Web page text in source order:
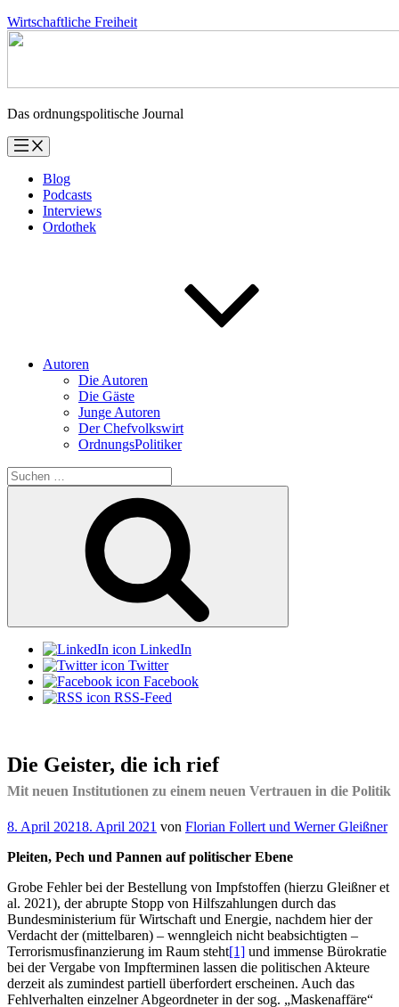
Zum
Inhalt
Wirtschaftliche Freiheit
Das ordnungspolitische Journal
Blog
Podcasts
Interviews
Ordothek
Autoren
Die Autoren
Die Gäste
Junge Autoren
Der Chefvolkswirt
OrdnungsPolitiker
Suchen
nach:
LinkedIn
Twitter
Facebook
RSS-Feed
Die Geister, die ich rief
Mit neuen Institutionen zu einem neuen Vertrauen in die Politik
Veröffentlicht
8. April 20218. April 2021 von Florian Follert und Werner Gleißner
Pleiten, Pech und Pannen auf politischer Ebene
Grobe Fehler bei der Bestellung von Impfstoffen (hierzu Gleißner et
al. 2021), der abrupte Stopp von Hilfszahlungen durch das
Bundesministerium für Wirtschaft und Energie, nachdem hier der
Verdacht der (mittelbaren) – wenngleich nicht beabsichtigten –
Terrorismusfinanzierung im Raum steht[1] und immense Bürokratie
bei der Vergabe von Impfterminen lassen die politischen Akteure
derzeit als zumindest partiell überfordert erscheinen. Auch das
Fehlverhalten einzelner Abgeordneter in der sog. „Maskenaffäre“